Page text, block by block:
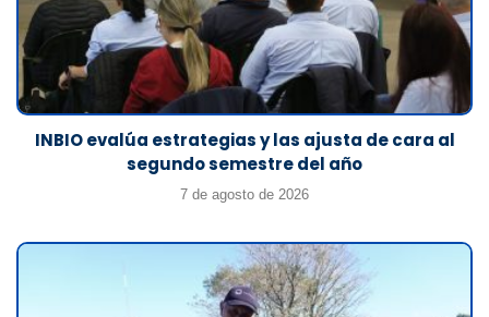
INBIO evalúa estrategias y las ajusta de cara al
segundo semestre del año
7 de agosto de 2026